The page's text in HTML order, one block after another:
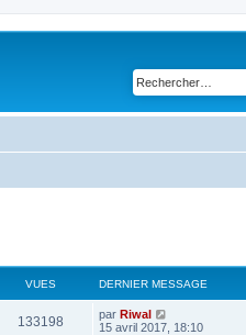
VUES DERNIER MESSAGE
133198 par Riwal
15 avril 2017, 18:10